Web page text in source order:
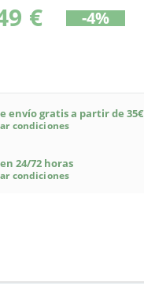
€ -4%
envío gratis a partir de 35€
condiciones
24/72 horas
condiciones